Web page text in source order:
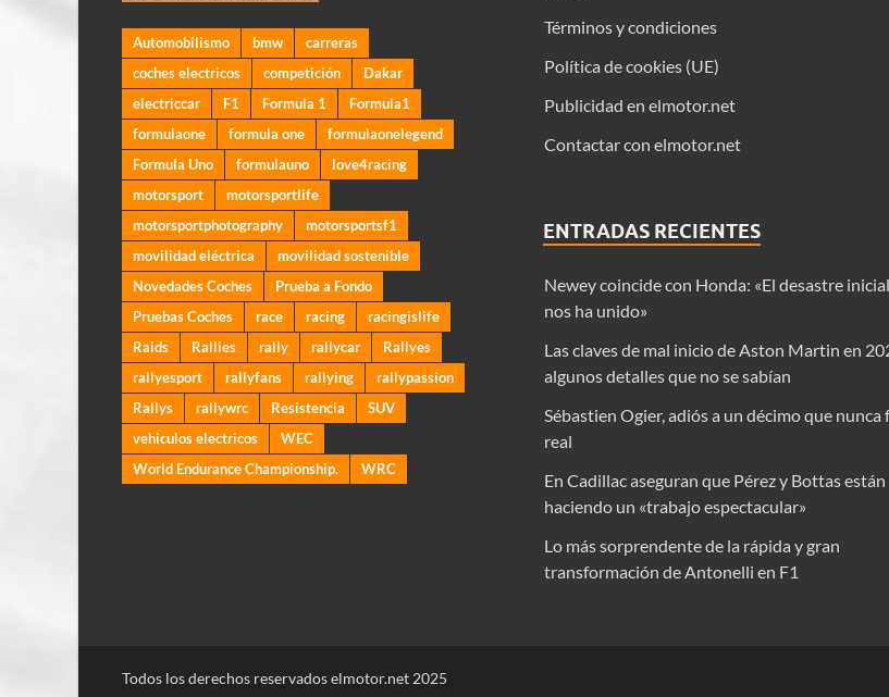
Automobilismo bmw
carreras
coches electricos
competición
Dakar
electriccar
F1 Formula 1
Formula1
formulaone
formula one
formulaonelegend
Formula Uno
formulauno
love4racing
motorsport
motorsportlife
motorsportphotography
motorsportsf1
movilidad eléctrica
movilidad sostenible
Novedades Coches
Prueba a Fondo
Pruebas Coches
race racing
racingislife
Raids
Rallies rally rallycar
Rallyes
rallyesport
rallyfans rallying
rallypassion
Rallys
rallywrc Resistencia
SUV
vehiculos electricos
WEC
World Endurance Championship.
WRC
Términos y condiciones
Política de cookies (UE)
Publicidad en elmotor.net
Contactar con elmotor.net
ENTRADAS RECIENTES
Newey coincide con Honda: «El desastre inicial
nos ha unido»
Las claves de mal inicio de Aston Martin en
algunos detalles que no se sabían
Sébastien Ogier, adiós a un décimo que nunca
real
En Cadillac aseguran que Pérez y Bottas están
haciendo un «trabajo espectacular»
Lo más sorprendente de la rápida y gran
transformación de Antonelli en F1
Todos los derechos reservados elmotor.net 2025